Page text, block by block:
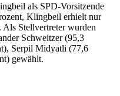
als SPD-Vorsitzende
Klingbeil erhielt nur
Als Stellvertreter wurden
Schweitzer (95,3
Serpil Midyatli (77,6
gewählt.